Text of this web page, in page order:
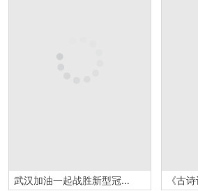
武汉加油一起战胜新型冠状病毒肺炎PPT模板